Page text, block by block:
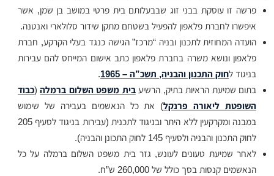
פרשה זו עוסקת בבני זוג שבבעלותם בית פרטי במושב בן שמן, אשר
איפשרו לחברת פלאפון להפעיל בשטחם מתקן שידור סלולארי ואנטנה.
הועדה המחוזית לתכנון ובניה “מרכז” הגישה כנגד בעלי הקרקע, חברת
פלאפון ונושא משרה בחברת פלאפון כתב אישום המייחס להם עבירות
בניגוד לחוק התכנון והבניה, תשכ”ה – 1965
.
בתום שמיעת הראיות בתיק, הרשיעבית משפט השלום ברמלה(כבוד
השופטת ליאורה פרנקל) את כל הנאשמים בעבירה של שימוש
במבנה ומקרקעין ללא היתר ובניגוד לתכנית (עבירות בניגוד לסעיף 205
לחוק התכנון והבניה ולסעיף 145 לחוק התכונן והבניה).
לאחר שמיעת טעונים לעונש, גזר בית משפט השלום ברמלה על כל
הנאשמים קנסות בסך כולל של 260,000 ש”ח.